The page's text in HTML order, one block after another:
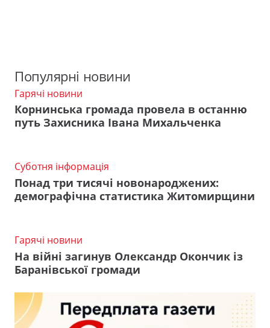
Популярні новини
Гарячі новини
Корнинська громада провела в останню
путь Захисника Івана Михальченка
Суботня інформація
Понад три тисячі новонароджених:
демографічна статистика Житомирщини
Гарячі новини
На війні загинув Олександр Окончик із
Баранівської громади